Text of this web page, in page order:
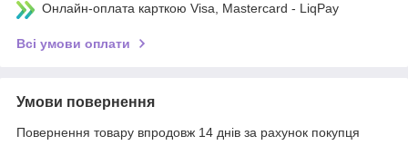
Онлайн-оплата карткою Visa, Mastercard - LiqPay
Всі умови оплати
Умови повернення
Повернення товару впродовж 14 днів за рахунок покупця